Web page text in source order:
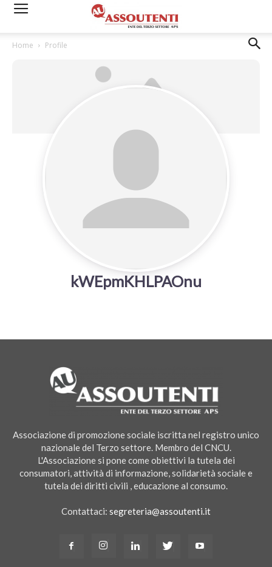
Home Profile
kWEpmKHLPAOnu
Associazione di promozione sociale iscritta nel registro unico
nazionale del Terzo settore. Membro del CNCU.
L'Associazione si pone come obiettivi la tutela dei
consumatori, attività di informazione, solidarietà sociale e
tutela dei diritti civili , educazione al consumo.
Contattaci: segreteria@assoutenti.it